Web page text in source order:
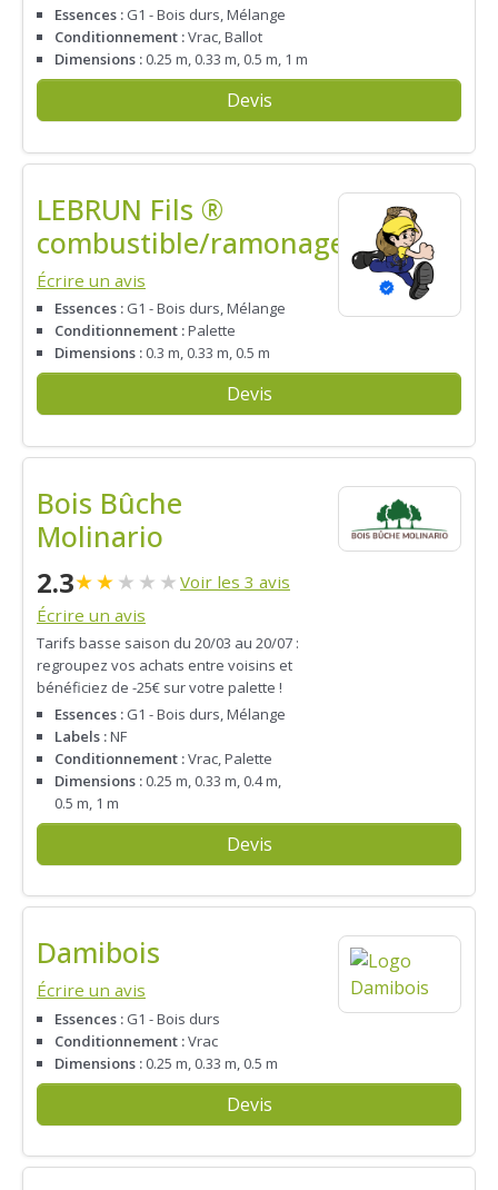
Essences : G1 - Bois durs, Mélange
Conditionnement :Vrac, Ballot
Dimensions : 0.25 m, 0.33 m, 0.5 m, 1 m
Devis
LEBRUN Fils ®
combustible/ramonage
Écrire un avis
Essences : G1 - Bois durs, Mélange
Conditionnement :Palette
Dimensions : 0.3 m, 0.33 m, 0.5 m
Devis
Bois Bûche
Molinario
2.3★★★ ★ ★ Voir les 3 avis
Écrire un avis
Tarifs basse saison du 20/03 au 20/07 :
regroupez vos achats entre voisins et
bénéficiez de -25€ sur votre palette !
Essences : G1 - Bois durs, Mélange
Labels :NF
Conditionnement :Vrac, Palette
Dimensions : 0.25 m, 0.33 m, 0.4 m,
0.5 m, 1 m
Devis
Damibois
Écrire un avis
Essences : G1 - Bois durs
Conditionnement :Vrac
Dimensions : 0.25 m, 0.33 m, 0.5 m
Devis